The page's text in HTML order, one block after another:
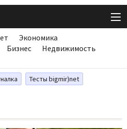
Экономика
Бизнес
Недвижимость
Тесты bigmir)net